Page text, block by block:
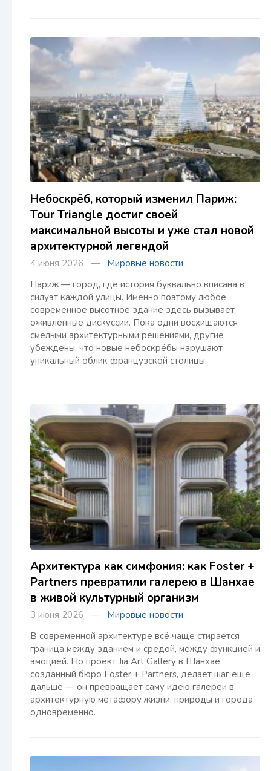
Небоскрёб, который изменил Париж:
Tour Triangle достиг своей
максимальной высоты и уже стал новой
архитектурной легендой
4 июня 2026 — Мировые новости
Париж — город, где история буквально вписана в
силуэт каждой улицы. Именно поэтому любое
современное высотное здание здесь вызывает
оживлённые дискуссии. Пока одни восхищаются
смелыми архитектурными решениями, другие
убеждены, что новые небоскрёбы нарушают
уникальный облик французской столицы.
Архитектура как симфония: как Foster +
Partners превратили галерею в Шанхае
в живой культурный организм
3 июня 2026 — Мировые новости
В современной архитектуре всё чаще стирается
граница между зданием и средой, между функцией и
эмоцией. Но проект Jia Art Gallery в Шанхае,
созданный бюро Foster + Partners, делает шаг ещё
дальше — он превращает саму идею галереи в
архитектурную метафору жизни, природы и города
одновременно.